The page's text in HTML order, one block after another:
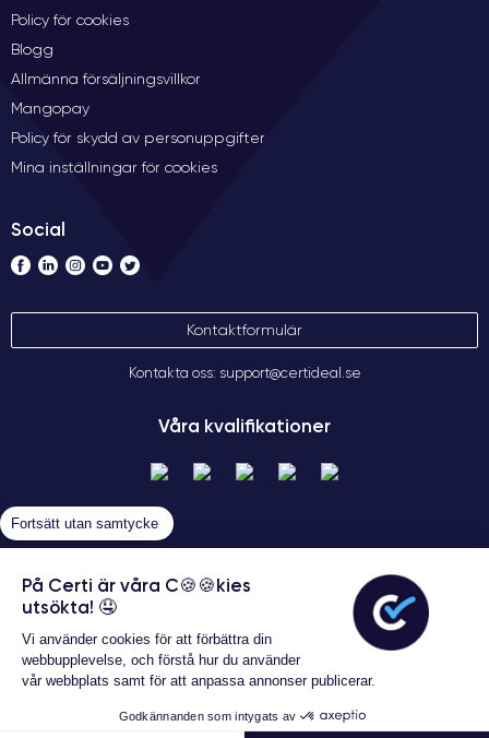
Garanterat 24 månader
Policy för cookies
Blogg
Allmänna försäljningsvillkor
Mangopay
Policy för skydd av personuppgifter
Mina inställningar för cookies
Social
Kontaktformulär
Kontakta oss: support@certideal.se
Våra kvalifikationer
Allmänna försäljningsvillkor
Certideal © 2026 Alla rättigheter
Fortsätt utan samtycke
På Certi är våra C🍪🍪kies
utsökta! 🤤
Vi använder cookies för att förbättra din
webbupplevelse, och förstå hur du använder
vår webbplats samt för att anpassa annonser publicerar.
Godkännanden som intygats av